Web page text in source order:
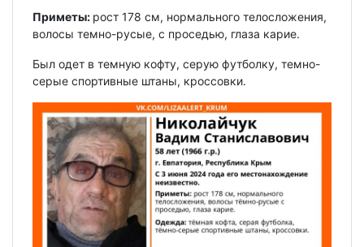
Приметы: рост 178 см, нормального телосложения,
волосы темно-русые, с проседью, глаза карие.
Был одет в темную кофту, серую футболку, темно-
серые спортивные штаны, кроссовки.